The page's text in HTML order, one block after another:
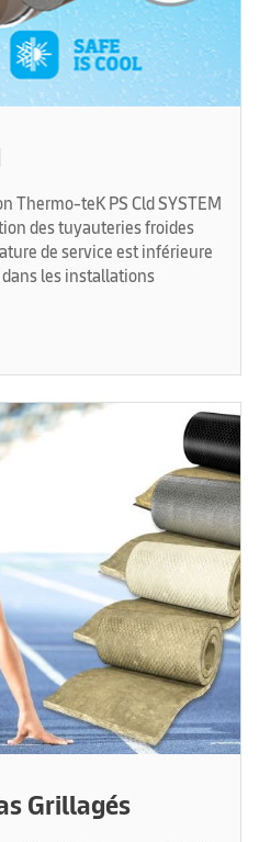
Thermo-teK PS Cld SYSTEM
des tuyauteries froides
de service est inférieure
les installations
Grillagés